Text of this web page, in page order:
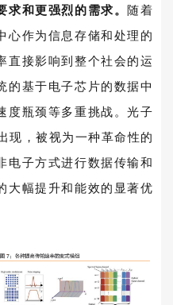
求和更强烈的需求。随着
心作为信息存储和处理的
直接影响到整个社会的运
的基于电子芯片的数据中
度瓶颈等多重挑战。光子
现，被视为一种革命性的
电子方式进行数据传输和
大幅提升和能效的显著优